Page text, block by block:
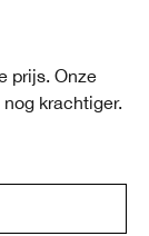
prijs. Onze
krachtiger.